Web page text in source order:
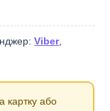
Viber,
картку або